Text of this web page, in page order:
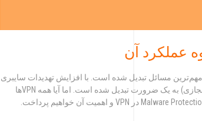
مسائل تبدیل شده است. با افزایش تهدیدات سایبری
و حملات مالور (Malware)، استفاده از ابزارهایی مانند VPN (شبکه خصوصی مجازی) به یک ضرورت تبدیل شده است. اما آیا همه VPNها